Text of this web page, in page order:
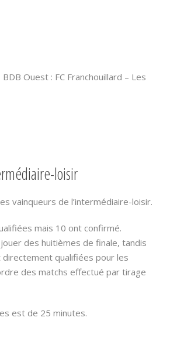
Ouest : FC Franchouillard – Les
loisir
vainqueurs de l’intermédiaire-loisir.
mais 10 ont confirmé.
des huitièmes de finale, tandis
qualifiées pour les
des matchs effectué par tirage
est de 25 minutes.